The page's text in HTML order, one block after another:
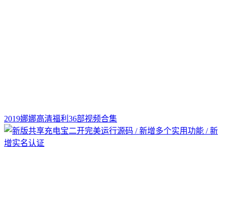
2019娜娜高清福利36部视频合集